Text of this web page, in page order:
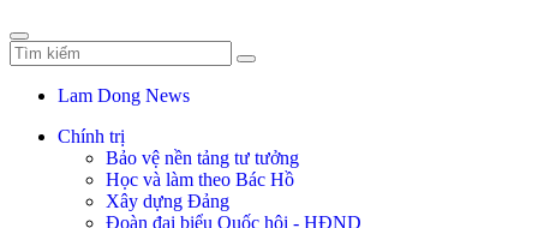
Lam Dong News
Chính trị
Bảo vệ nền tảng tư tưởng
Học và làm theo Bác Hồ
Xây dựng Đảng
Đoàn đại biểu Quốc hội - HĐND